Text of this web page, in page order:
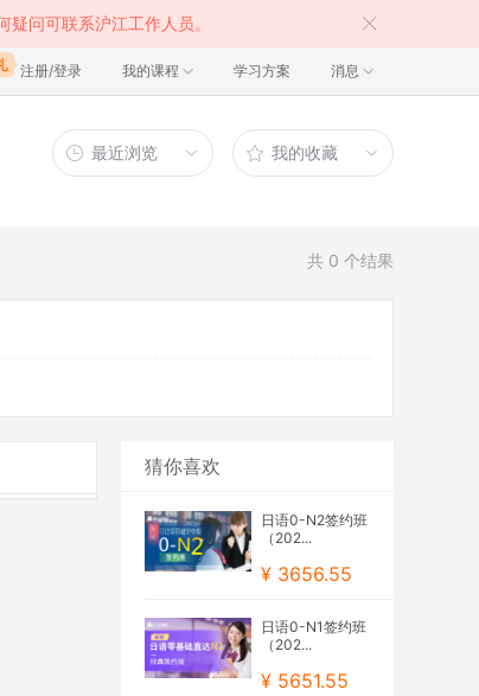
问可联系沪江工作人员。
注册/登录 我的课程 学习方案 消息
最近浏览 我的收藏
共 0 个结果
猜你喜欢
日语0-N2签约班
（202...
¥ 3656.55
日语0-N1签约班
（202...
¥ 5651.55